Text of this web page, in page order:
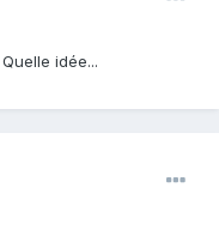
idée...